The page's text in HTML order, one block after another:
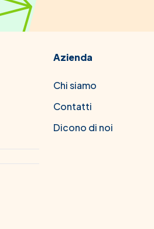
Azienda
Chi siamo
Contatti
Dicono di noi